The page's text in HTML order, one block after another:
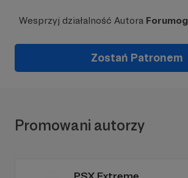
Wesprzyj działalność Autora
Zostań Patronem
Promowani autorzy